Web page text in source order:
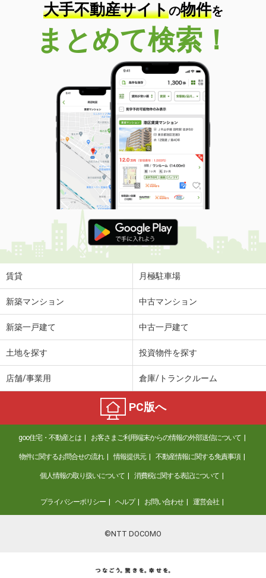
大手不動産サイトの物件を
まとめて検索！
賃貸 月極駐車場
新築マンション 中古マンション
新築一戸建て 中古一戸建て
土地を探す 投資物件を探す
店舗/事業用 倉庫/トランクルーム
PC版へ
goo住宅・不動産とは お客さまご利用端末からの情報の外部送信について
物件に関するお問合せの流れ 情報提供元 不動産情報に関する免責事項
個人情報の取り扱いについて 消費税に関する表記について
プライバシーポリシー ヘルプ お問い合わせ 運営会社
©NTT DOCOMO